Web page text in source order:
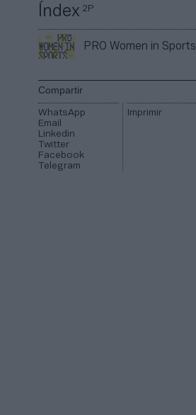
Índex2P
PRO Women in Sports
Compartir
WhatsApp
Email
Linkedin
Twitter
Facebook
Telegram
Imprimir